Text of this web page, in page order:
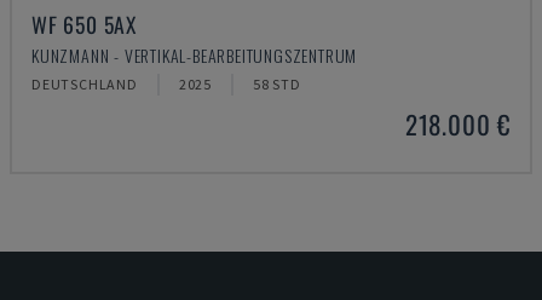
WF 650 5AX
KUNZMANN - VERTIKAL-BEARBEITUNGSZENTRUM
DEUTSCHLAND 2025 58 STD
218.000 €